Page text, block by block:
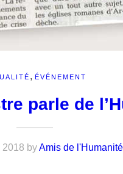
, ÉVÉNEMENT
parle de
2018 byAmis de l'Humanité